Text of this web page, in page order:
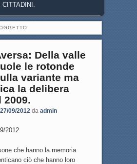
Della valle
le rotonde
variante ma
la delibera
2009.
27/09/2012 da admin
2012
che hanno la memoria
ciò che hanno loro